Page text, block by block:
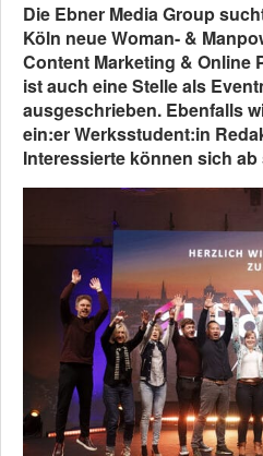
Die Ebner Media Group
Köln neue Woman- &
Content Marketing & Online
ist auch eine Stelle als
ausgeschrieben. Ebenfalls
ein:er Werksstudent:in
Interessierte können sich